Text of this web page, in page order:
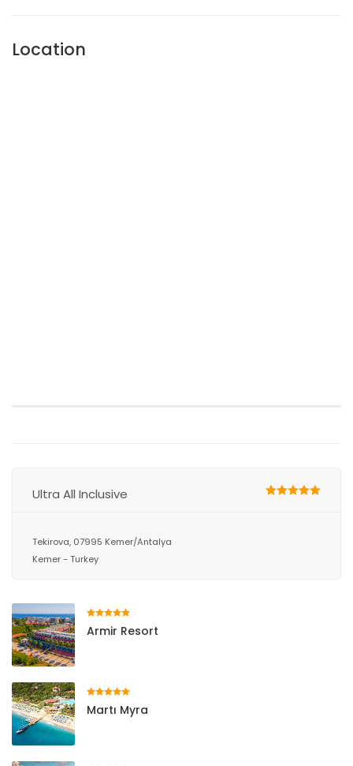
Location
Ultra All Inclusive
Tekirova, 07995 Kemer/Antalya
Kemer - Turkey
Armir Resort
Martı Myra